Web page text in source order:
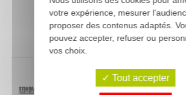
Vous aimerez
votre expérience, mesurer
proposer des contenus adaptés.
pouvez accepter, refuser ou
vos choix.
Tout accepter